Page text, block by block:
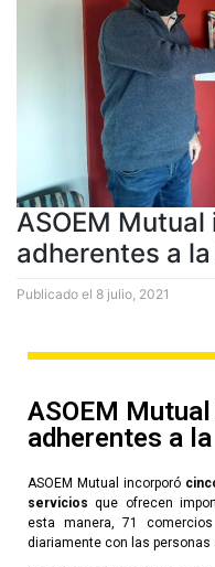
ASOEM
adherentes a
Publicado el 8 julio, 2021
ASOEM
adherentes a
ASOEM Mutual incorporó
servicios que ofrecen
esta manera, 71
diariamente con las